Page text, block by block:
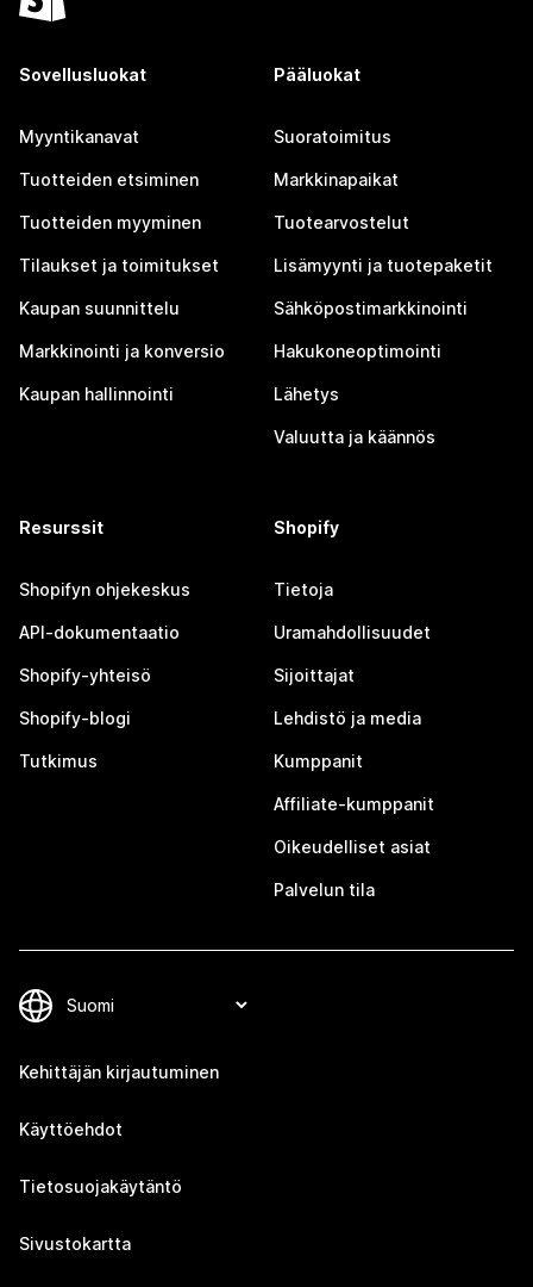
Sovellusluokat
Myyntikanavat
Tuotteiden etsiminen
Tuotteiden myyminen
Tilaukset ja toimitukset
Kaupan suunnittelu
Markkinointi ja konversio
Kaupan hallinnointi
Pääluokat
Suoratoimitus
Markkinapaikat
Tuotearvostelut
Lisämyynti ja tuotepaketit
Sähköpostimarkkinointi
Hakukoneoptimointi
Lähetys
Valuutta ja käännös
Resurssit
Shopifyn ohjekeskus
API-dokumentaatio
Shopify-yhteisö
Shopify-blogi
Tutkimus
Shopify
Tietoja
Uramahdollisuudet
Sijoittajat
Lehdistö ja media
Kumppanit
Affiliate-kumppanit
Oikeudelliset asiat
Palvelun tila
Kehittäjän kirjautuminen
Käyttöehdot
Tietosuojakäytäntö
Sivustokartta